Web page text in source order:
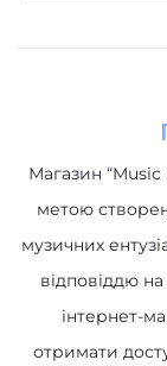
Магазин “Music
метою
музичних
відповіддю на
інтернет-
отримати